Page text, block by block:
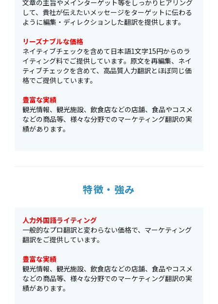
文章の主旨やメインターゲット等をしっかりヒアリング
して、貴社が伝えたいメッセージをターゲットに伝わる
ように編集・ディレクションした翻訳を提供します。
リーズナブルな価格
ネイティブチェックを含めて日本語1文字15円からのラ
イティング料でご提供しています。原文を再編集、ネイ
ティブチェックを含めて、高品質人力翻訳とほぼ同じ価
格でご提供しています。
豊富な実績
観光情報、観光施設、飲食店などの店舗、食品やコスメ
などの商品等、様々な分野でのマーケティング翻訳の実
績があります。
特徴・強み
人力外国語ライティング
一般的なプロ翻訳と変わらない価格で、マーケティング
翻訳をご提供しています。
豊富な実績
観光情報、観光施設、飲食店などの店舗、食品やコスメ
などの商品等、様々な分野でのマーケティング翻訳の実
績があります。